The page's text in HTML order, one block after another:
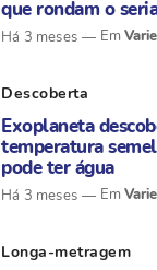
que rondam o
Há 3 meses
Descoberta
Exoplaneta
temperatura
pode ter água
Há 3 meses
Longa-metragem